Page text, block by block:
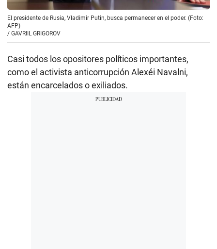
El presidente de Rusia, Vladimir Putin, busca permanecer en el poder. (Foto:
AFP)
/ GAVRIIL GRIGOROV
Casi todos los opositores políticos importantes,
como el activista anticorrupción Alexéi Navalni,
están encarcelados o exiliados.